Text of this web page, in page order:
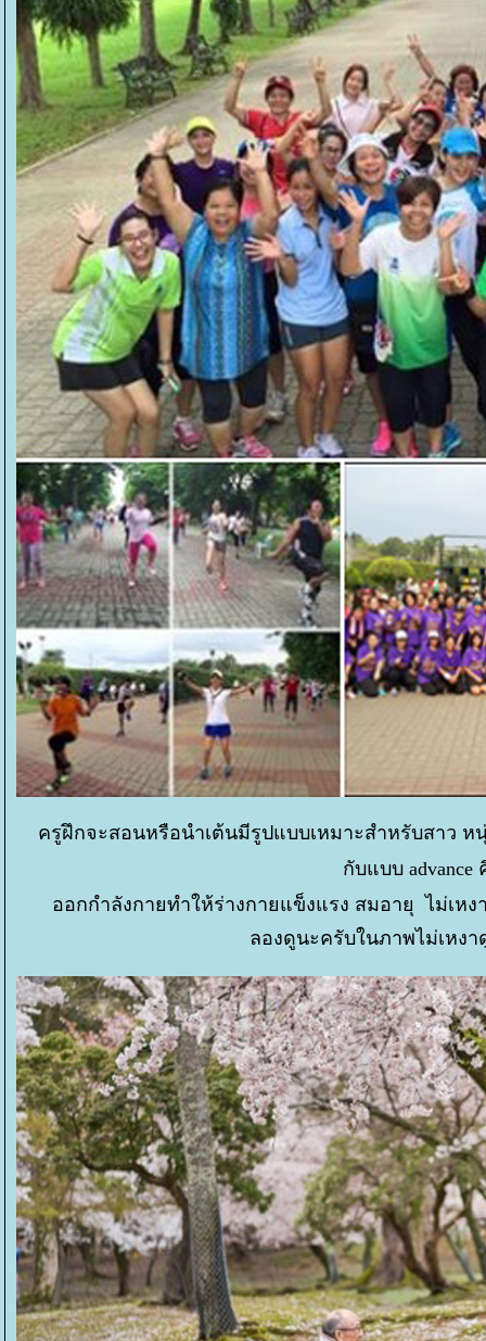
ครูฝึกจะสอนหรือนำเต้นมีรูปแบบเหมาะสำหรับสาว ห
กับแบบ advance
ออกกำลังกายทำให้ร่างกายแข็งแรง สมอายุ ไม่เห
ลองดูนะครับในภาพไม่เห